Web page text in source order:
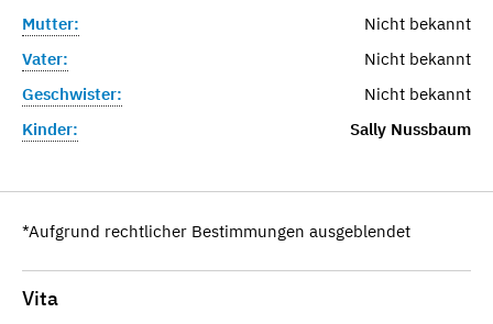
Mutter:
Nicht bekannt
Vater:
Nicht bekannt
Geschwister:
Nicht bekannt
Kinder:
Sally Nussbaum
*Aufgrund rechtlicher Bestimmungen ausgeblendet
Vita